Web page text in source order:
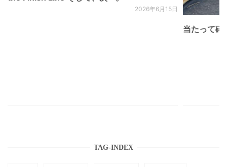
2026年6月15日
当たって砕
TAG-INDEX